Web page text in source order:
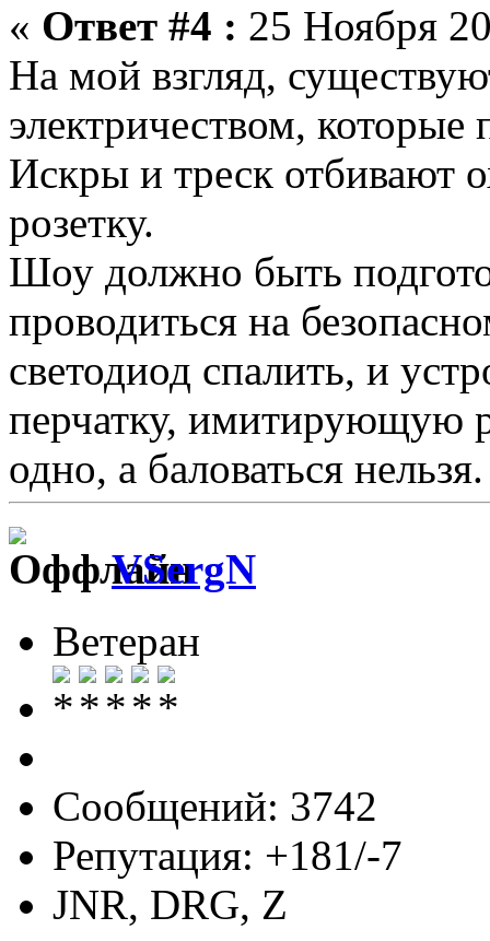
« Ответ #4 : 25 Ноября
На мой взгляд,
электричеством,
Искры и треск отбивают
розетку.
Шоу должно быть
проводиться на
светодиод спалить, и
перчатку, имитирующую
одно, а баловаться нельзя.
VSergN
Ветеран
Сообщений: 3742
Репутация: +181/-7
JNR, DRG, Z